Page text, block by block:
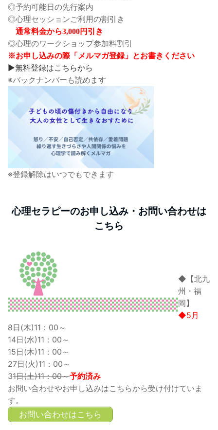
◎予約可能日の先行案内
◎心理セッションご利用の割引き
通常料金から3,000円引き
◎心理のワークショップ参加料割引
※お申し込みの際「メルマガ登録」とお書きください
▶無料登録はこちらから
※バックナンバーも読めます
※登録解除はいつでもできます
心理セラピーのお申し込み・お問い合わせは
こちら
◆【北九
州・福
岡】
◆5月
8日(木)11：00～
14日(水)11：00～
15日(木)11：00～
27日(火)11：00～
31日(土)11：00～予約済み
お問い合わせやお申し込みはこちらから受け付けていま
す。
お問い合わせはこちら